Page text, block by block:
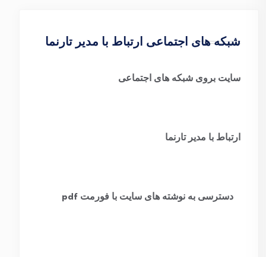
شبکه های اجتماعی ارتباط با مدیر تارنما
سایت بروی شبکه های اجتماعی
ارتباط با مدیر تارنما
دسترسی به نوشته های سایت با فورمت pdf